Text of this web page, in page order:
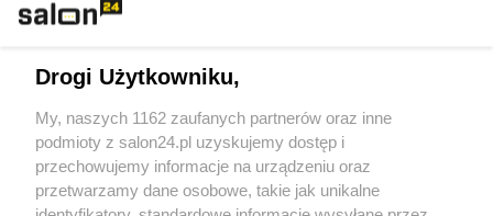
Sport
Społeczeństwo
Drogi Użytkowniku,
My, naszych 1162 zaufanych partnerów oraz inne
podmioty z salon24.pl uzyskujemy dostęp i
przechowujemy informacje na urządzeniu oraz
przetwarzamy dane osobowe, takie jak unikalne